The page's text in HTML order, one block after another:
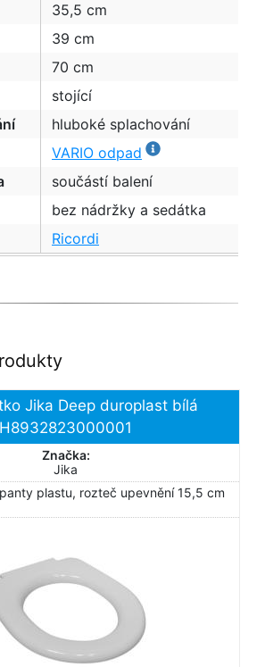
35,5 cm
39 cm
70 cm
stojící
hluboké splachování
VARIO odpad
součástí balení
bez nádržky a sedátka
Ricordi
Jika Deep duroplast bílá
H8932823000001
Značka:
Jika
plastu, rozteč upevnění 15,5 cm